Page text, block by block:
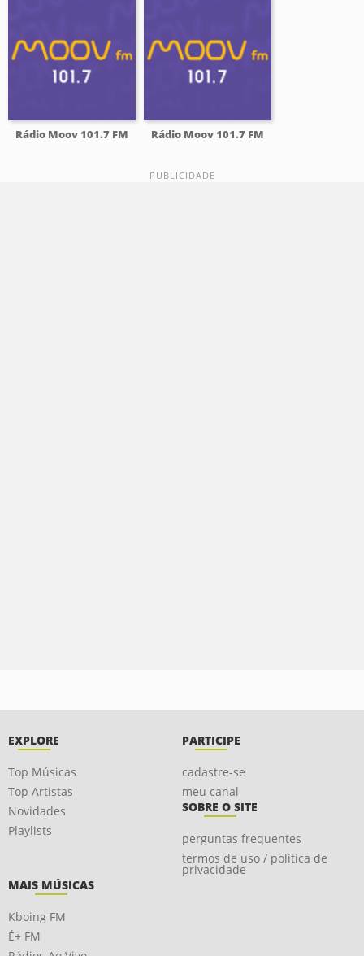
Rádio Moov 101.7 FM Rádio Moov 101.7 FM
EXPLORE
Top Músicas
Top Artistas
Novidades
Playlists
PARTICIPE
cadastre-se
meu canal
SOBRE O SITE
perguntas frequentes
termos de uso / política de
privacidade
MAIS MÚSICAS
Kboing FM
É+ FM